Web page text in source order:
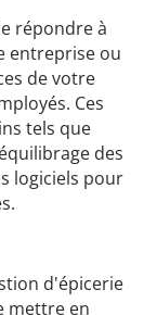
répondre à
entreprise ou
de votre
Ces
tels que
des
logiciels pour
d'épicerie
mettre en